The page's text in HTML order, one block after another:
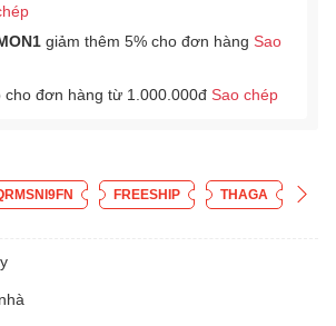
giảm thêm 5% cho đơn hàng Sao
cho đơn hàng từ 1.000.000đ Sao chép
FREESHIP THAGA